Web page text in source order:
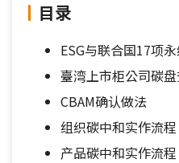
目录
ESG与联合国17项
臺湾上市柜公司碳
CBAM确认做法
组织碳中和实作流程
产品碳中和实作流程